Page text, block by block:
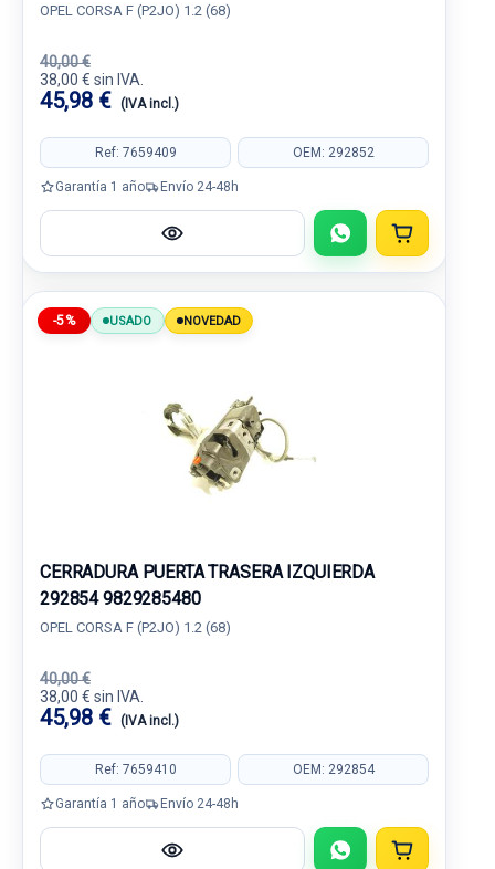
OPEL CORSA F (P2JO) 1.2 (68)
40,00 €
38,00 € sin IVA.
45,98 € (IVA incl.)
Ref: 7659409 OEM: 292852
Garantía 1 año Envío 24-48h
-5% USADO NOVEDAD
CERRADURA PUERTA TRASERA IZQUIERDA
292854 9829285480
OPEL CORSA F (P2JO) 1.2 (68)
40,00 €
38,00 € sin IVA.
45,98 € (IVA incl.)
Ref: 7659410 OEM: 292854
Garantía 1 año Envío 24-48h